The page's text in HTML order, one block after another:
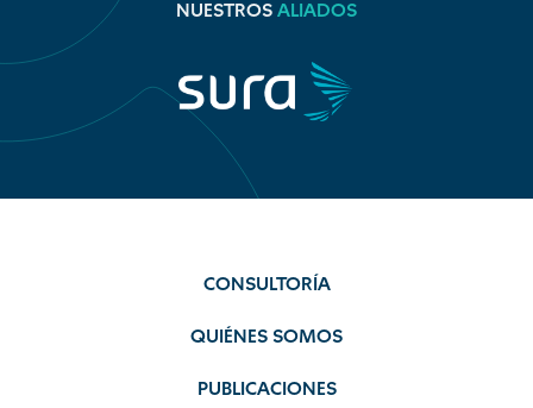
NUESTROS ALIADOS
CONSULTORÍA
QUIÉNES SOMOS
PUBLICACIONES